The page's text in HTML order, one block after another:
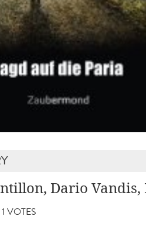
Dario Vandis,
VOTES